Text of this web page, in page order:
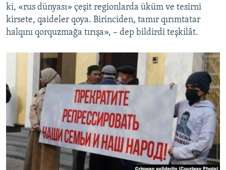
ki, «rus dünyası» çeşit regionlarda üküm ve tesirni
kirsete, qaideler qoya. Birinciden, tamır qırımtatar
halqını qorquzmağa tırışa», – dep bildirdi teşkilât.